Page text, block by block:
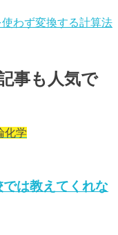
わず変換する計算法
事も人気で
化学
は教えてくれな